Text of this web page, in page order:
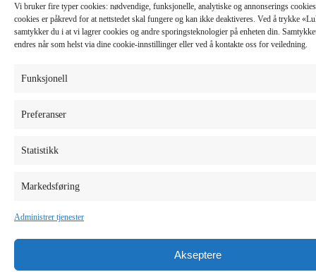
Vi bruker fire typer cookies: nødvendige, funksjonelle, analytiske og annonserings
cookies er påkrevd for at nettstedet skal fungere og kan ikke deaktiveres. Ved å trykke
samtykker du i at vi lagrer cookies og andre sporingsteknologier på enheten din.
endres når som helst via dine cookie-innstillinger eller ved å kontakte oss for veiledning.
Funksjonell
Preferanser
Statistikk
Markedsføring
Administrer tjenester
Akseptere